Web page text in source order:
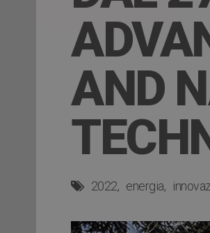
AND
2022 energia